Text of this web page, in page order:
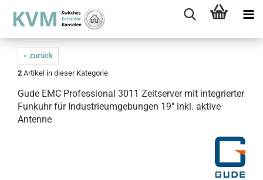
« zurück
2 Artikel in dieser Kategorie
Gude EMC Professional 3011 Zeitserver mit integrierter
Funkuhr für Industrieumgebungen 19'' inkl. aktive
Antenne